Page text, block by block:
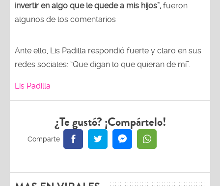
invertir en algo que le quede a mis hijos”, fueron
algunos de los comentarios
Ante ello, Lis Padilla respondió fuerte y claro en sus
redes sociales: “Que digan lo que quieran de mí”.
Lis Padilla
¿Te gustó? ¡Compártelo!